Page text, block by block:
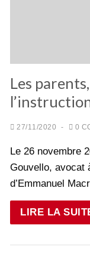
Les
27/11/2020 - 0
Le 26 novembre
Gouvello, avocat
d’Emmanuel
LIRE LA